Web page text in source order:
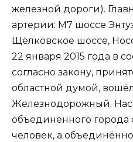
железной дороги).
артерии: М7 шоссе
Щёлковское шоссе,
22 января 2015 года в
согласно закону,
областной думой,
Железнодорожный.
объединённого города
человек, а